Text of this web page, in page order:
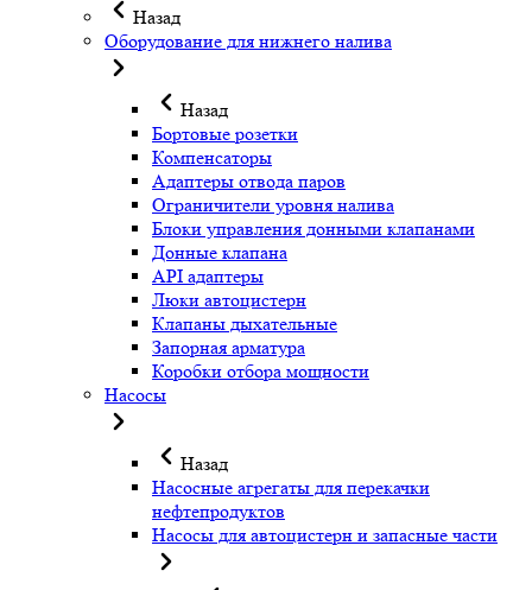
Назад
Оборудование для нижнего налива
Назад
Бортовые розетки
Компенсаторы
Адаптеры отвода паров
Ограничители уровня налива
Блоки управления донными клапанами
Донные клапана
API адаптеры
Люки автоцистерн
Клапаны дыхательные
Запорная арматура
Коробки отбора мощности
Насосы
Назад
Насосные агрегаты для перекачки
нефтепродуктов
Насосы для автоцистерн и запасные части